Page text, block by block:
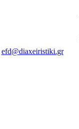
efd@diaxeiristiki.gr